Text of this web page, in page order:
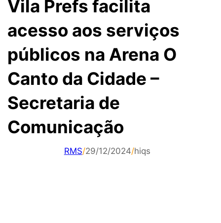
Vila Prefs facilita
acesso aos serviços
públicos na Arena O
Canto da Cidade –
Secretaria de
Comunicação
RMS/29/12/2024/hiqs